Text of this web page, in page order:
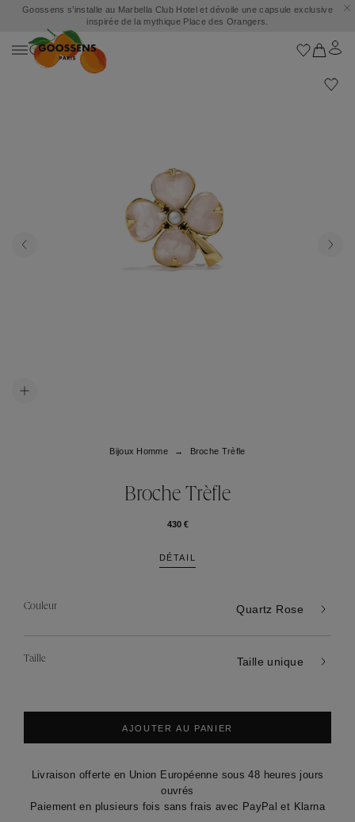
Goossens s’installe au Marbella Club Hotel et dévoile une capsule exclusive
inspirée de la mythique Place des Orangers.
Bijoux Homme Broche Trèfle
Broche Trèfle
430 €
DÉTAIL
Couleur Quartz Rose
Taille Taille unique
AJOUTER AU PANIER
Livraison offerte en Union Européenne sous 48 heures jours
ouvrés
Paiement en plusieurs fois sans frais avec PayPal et Klarna